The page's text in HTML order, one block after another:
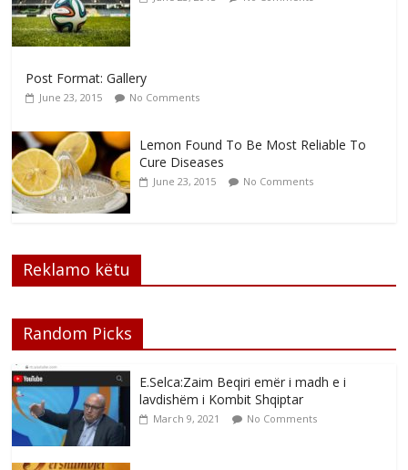
Post Format: Gallery
June 23, 2015 No Comments
Lemon Found To Be Most Reliable To
Cure Diseases
June 23, 2015 No Comments
Reklamo këtu
Random Picks
E.Selca:Zaim Beqiri emër i madh e i
lavdishëm i Kombit Shqiptar
March 9, 2021 No Comments